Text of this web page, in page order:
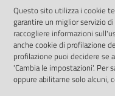
Eventi
Chiedi al
bibliotecario
Avvisi
solo alle condizioni
comunitaria 2003/98/
SOCIAL
Questo sito utilizza i cookie
garantire un miglior servizio
raccogliere informazioni
anche cookie di profilazione
profilazione puoi decidere se
'Cambia le impostazioni'. Per
oppure abilitarne solo alcuni,